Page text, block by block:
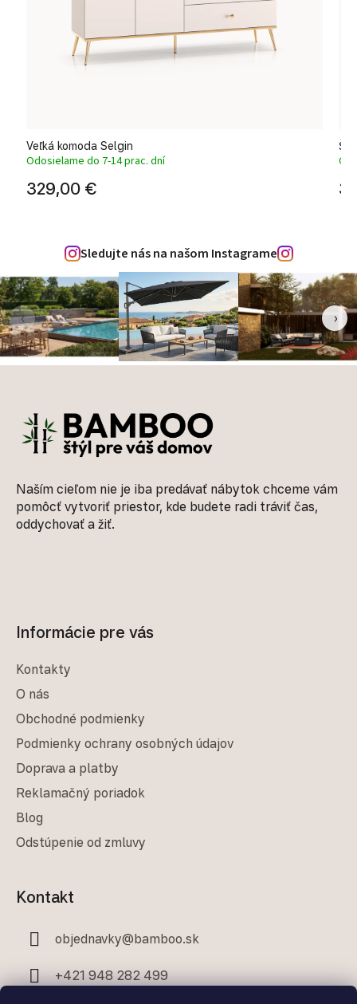
Veľká komoda Selgin
Odosielame do 7-14 prac. dní
329,00 €
Sledujte nás na našom Instagrame
‹ ›
Naším cieľom nie je iba predávať nábytok chceme vám
pomôcť vytvoriť priestor, kde budete radi tráviť čas,
oddychovať a žiť.
Informácie pre vás
Kontakty
O nás
Obchodné podmienky
Podmienky ochrany osobných údajov
Doprava a platby
Reklamačný poriadok
Blog
Odstúpenie od zmluvy
Kontakt
objednavky@bamboo.sk
+421 948 282 499